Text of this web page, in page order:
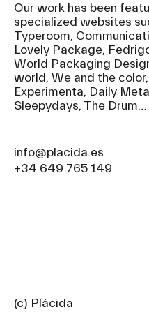
Our work has been
specialized websites
Typeroom,
Lovely Package,
World Packaging
world, We and the
Experimenta, Daily
Sleepydays, The Drum…
info@placida.es
+34 649 765 149
(c) Plácida